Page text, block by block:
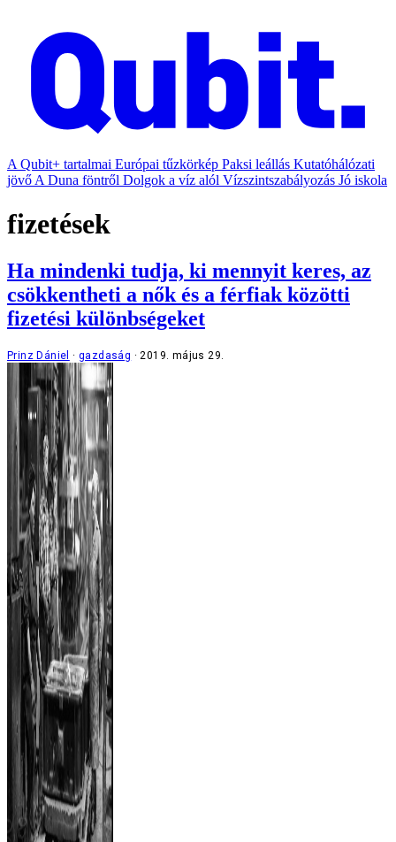
A Qubit+ tartalmai Európai tűzkörkép Paksi leállás Kutatóhálózati
jövő A Duna föntről Dolgok a víz alól Vízszintszabályozás Jó iskola
fizetések
Ha mindenki tudja, ki mennyit keres, az
csökkentheti a nők és a férfiak közötti
fizetési különbségeket
Prinz Dániel gazdaság 2019. május 29.